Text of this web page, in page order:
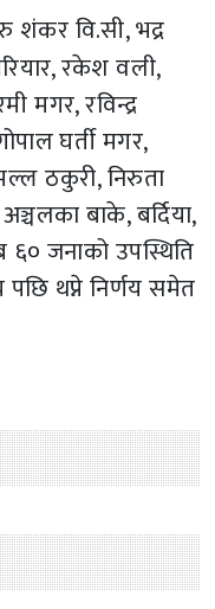
शंकर वि.सी, भद्र
रकेश वली,
मगर, रविन्द्र
घर्ती मगर,
ठकुरी, निरुता
बाके, बर्दिया,
जनाको उपस्थिति
थप्ने निर्णय समेत